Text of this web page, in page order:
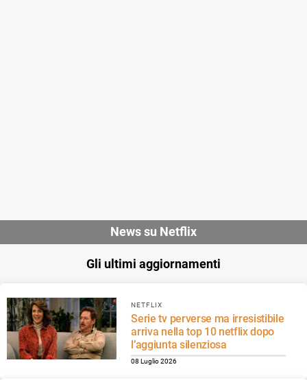
News su Netflix
Gli ultimi aggiornamenti
NETFLIX
Serie tv perverse ma irresistibile
arriva nella top 10 netflix dopo
l’aggiunta silenziosa
08 Luglio 2026